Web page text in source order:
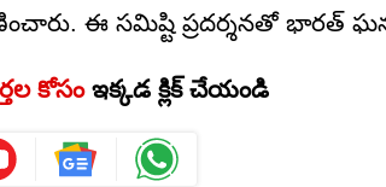
ఈ సమిష్టి ప్రదర్శనతో భారత్
కోసంఇక్కడ క్లిక్ చేయండి